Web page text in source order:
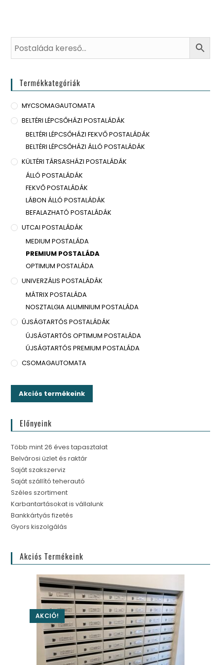
Termékkategóriák
MYCSOMAGAUTOMATA
BELTÉRI LÉPCSŐHÁZI POSTALÁDÁK
BELTÉRI LÉPCSŐHÁZI FEKVŐ POSTALÁDÁK
BELTÉRI LÉPCSŐHÁZI ÁLLÓ POSTALÁDÁK
KÜLTÉRI TÁRSASHÁZI POSTALÁDÁK
ÁLLÓ POSTALÁDÁK
FEKVŐ POSTALÁDÁK
LÁBON ÁLLÓ POSTALÁDÁK
BEFALAZHATÓ POSTALÁDÁK
UTCAI POSTALÁDÁK
MEDIUM POSTALÁDA
PREMIUM POSTALÁDA
OPTIMUM POSTALÁDA
UNIVERZÁLIS POSTALÁDÁK
MÁTRIX POSTALÁDA
NOSZTALGIA ALUMINIUM POSTALÁDA
ÚJSÁGTARTÓS POSTALÁDÁK
ÚJSÁGTARTÓS OPTIMUM POSTALÁDA
ÚJSÁGTARTÓS PREMIUM POSTALÁDA
CSOMAGAUTOMATA
Akciós termékeink
Előnyeink
Több mint 26 éves tapasztalat
Belvárosi üzlet és raktár
Saját szakszerviz
Saját szállító teherautó
Széles szortiment
Karbantartásokat is vállalunk
Bankkártyás fizetés
Gyors kiszolgálás
Akciós Termékeink
AKCIÓ!